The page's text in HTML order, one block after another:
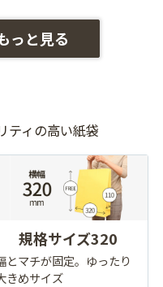
っと見る
ティの高い紙袋
規格サイズ320
とマチが固定。ゆったり
きめサイズ